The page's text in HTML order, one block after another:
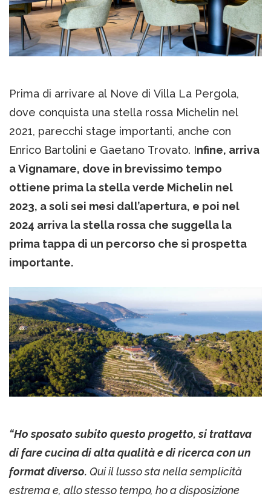
Prima di arrivare al Nove di Villa La Pergola,
dove conquista una stella rossa Michelin nel
2021, parecchi stage importanti, anche con
Enrico Bartolini e Gaetano Trovato. Infine, arriva
a Vignamare, dove in brevissimo tempo
ottiene prima la stella verde Michelin nel
2023, a soli sei mesi dall’apertura, e poi nel
2024 arriva la stella rossa che suggella la
prima tappa di un percorso che si prospetta
importante.
“Ho sposato subito questo progetto, si trattava
di fare cucina di alta qualità e di ricerca con un
format diverso. Qui il lusso sta nella semplicità
estrema e, allo stesso tempo, ho a disposizione